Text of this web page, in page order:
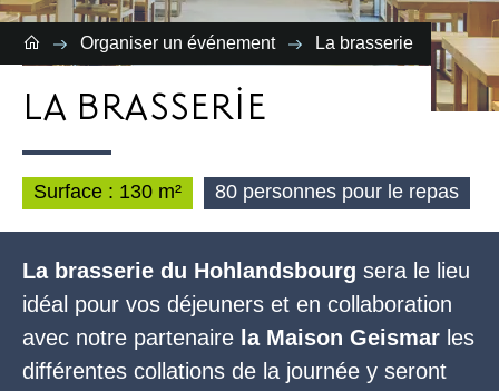
Organiser un événement La brasserie
LA BRASSERIE
Surface : 130 m² 80 personnes pour le repas
La brasserie du Hohlandsbourg sera le lieu
idéal pour vos déjeuners et en collaboration
avec notre partenaire la Maison Geismar les
différentes collations de la journée y seront